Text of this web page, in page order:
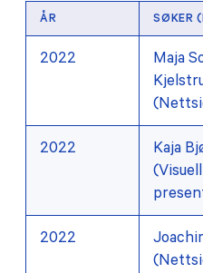
PRAKTISK INFORMASJON
ÅR SØKER
2022
Maja
2022
Kaja
(Visuell
2022